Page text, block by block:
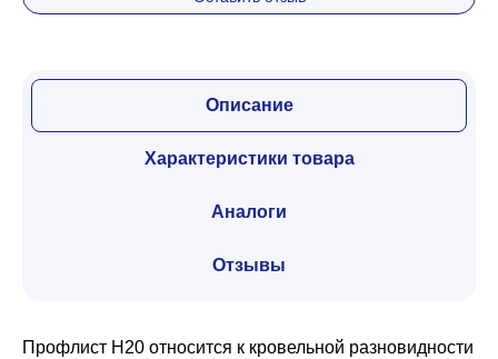
Описание
Характеристики товара
Аналоги
Отзывы
Профлист Н20 относится к кровельной разновидности